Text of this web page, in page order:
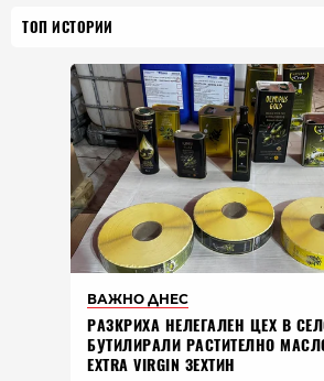
ТОП ИСТОРИИ
ВАЖНО ДНЕС
РАЗКРИХА НЕЛЕГАЛЕН ЦЕХ В
БУТИЛИРАЛИ РАСТИТЕЛНО
EXTRA VIRGIN ЗЕХТИН